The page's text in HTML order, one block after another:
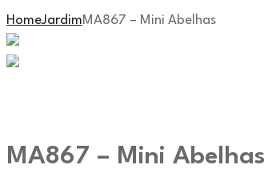
HomeJardimMA867 – Mini Abelhas
MA867 – Mini Abelhas